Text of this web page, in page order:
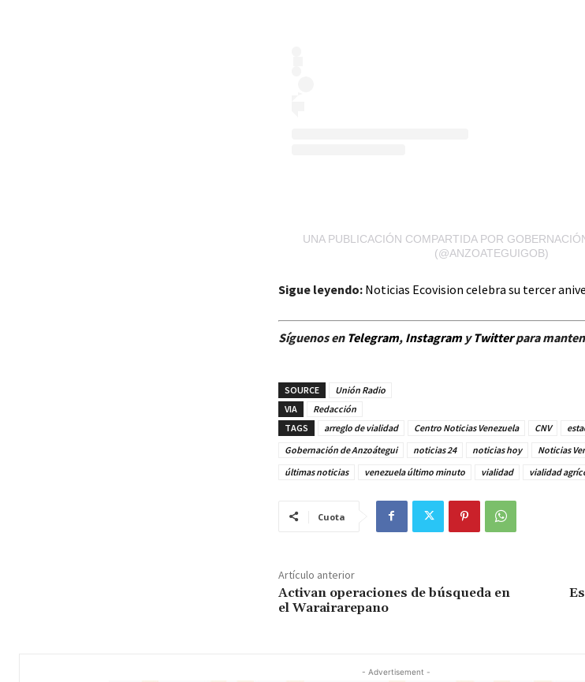
UNA PUBLICACIÓN COMPARTIDA POR
(@ANZOATEGUIGOB)
Sigue leyendo: Noticias Ecovision celebra su tercer
Síguenos en Telegram, InstagramyTwitterpara
SOURCE
Unión Radio
VIA
Redacción
TAGS
arreglo de vialidad Centro Noticias Venezuela CNV
Gobernación de Anzoátegui
noticias 24 noticias hoy Noticias
últimas noticias
venezuela último minuto vialidad vialidad
Cuota
Artículo anterior
Activan operaciones de búsqueda en
el Warairarepano
- Advertisement -